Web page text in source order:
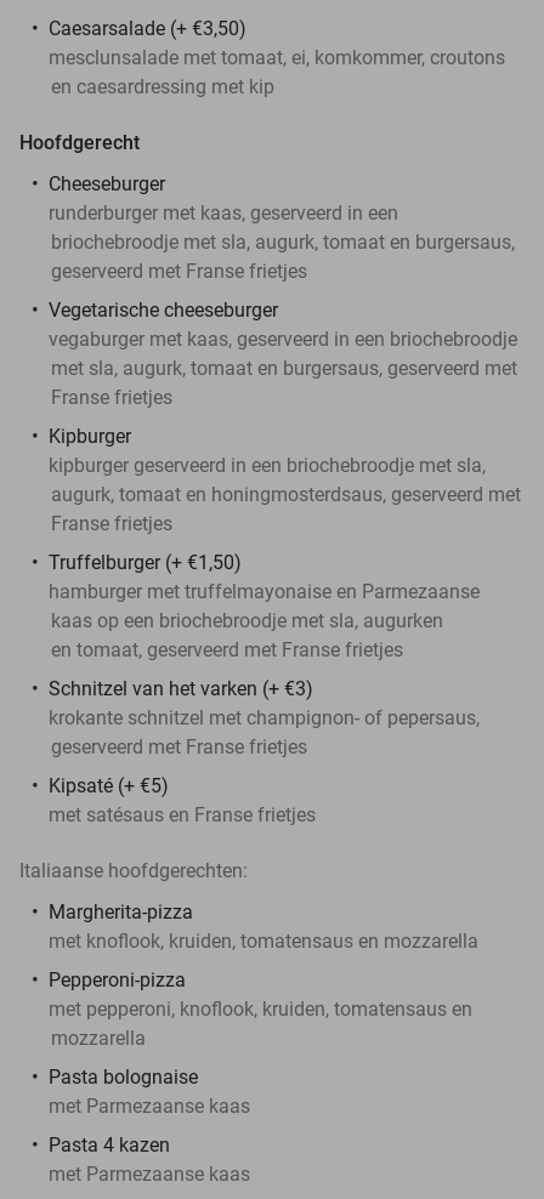
Caesarsalade (+ €3,50)
mesclunsalade met tomaat, ei, komkommer, croutons
en caesardressing met kip
Hoofdgerecht
Cheeseburger
runderburger met kaas, geserveerd in een
briochebroodje met sla, augurk, tomaat en burgersaus,
geserveerd met Franse frietjes
Vegetarische cheeseburger
vegaburger met kaas, geserveerd in een briochebroodje
met sla, augurk, tomaat en burgersaus, geserveerd met
Franse frietjes
Kipburger
kipburger geserveerd in een briochebroodje met sla,
augurk, tomaat en honingmosterdsaus, geserveerd met
Franse frietjes
Truffelburger (+ €1,50)
hamburger met truffelmayonaise en Parmezaanse
kaas op een briochebroodje met sla, augurken
en tomaat, geserveerd met Franse frietjes
Schnitzel van het varken (+ €3)
krokante schnitzel met champignon- of pepersaus,
geserveerd met Franse frietjes
Kipsaté (+ €5)
met satésaus en Franse frietjes
Italiaanse hoofdgerechten:
Margherita-pizza
met knoflook, kruiden, tomatensaus en mozzarella
Pepperoni-pizza
met pepperoni, knoflook, kruiden, tomatensaus en
mozzarella
Pasta bolognaise
met Parmezaanse kaas
Pasta 4 kazen
met Parmezaanse kaas